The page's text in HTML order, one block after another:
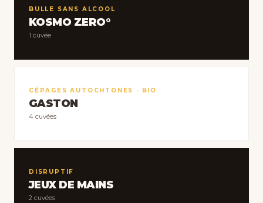
BULLE SANS ALCOOL
KOSMO ZERO°
1 cuvée
CÉPAGES AUTOCHTONES · BIO
GASTON
4 cuvées
DISRUPTIF
JEUX DE MAINS
2 cuvées